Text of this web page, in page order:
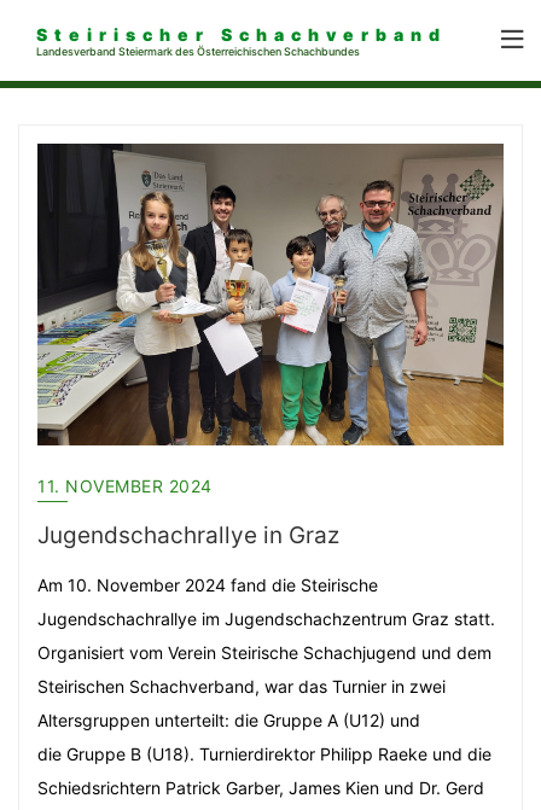
Steirischer Schachverband
Landesverband Steiermark des Österreichischen Schachbundes
11. NOVEMBER 2024
Jugendschachrallye in Graz
Am 10. November 2024 fand die Steirische
Jugendschachrallye im Jugendschachzentrum Graz statt.
Organisiert vom Verein Steirische Schachjugend und dem
Steirischen Schachverband, war das Turnier in zwei
Altersgruppen unterteilt: die Gruppe A (U12) und
die Gruppe B (U18). Turnierdirektor Philipp Raeke und die
Schiedsrichtern Patrick Garber, James Kien und Dr. Gerd